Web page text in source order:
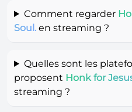
Comment regarder
Soul. en streaming ?
Quelles sont les
proposent Honk for
streaming ?